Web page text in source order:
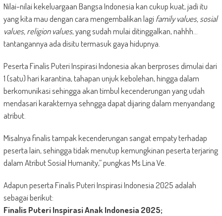
Nilai-nilai kekeluargaan Bangsa Indonesia kan cukup kuat, jadi itu
yang kita mau dengan cara mengembalikan lagifamily values, sosial
values, religion values, yang sudah mulai ditinggalkan, nahhh…
tantangannya ada disitu termasuk gaya hidupnya.
Peserta Finalis Puteri Inspirasi Indonesia akan berproses dimulai dari
1 (satu) hari karantina, tahapan unjuk kebolehan, hingga dalam
berkomunikasi sehingga akan timbul kecenderungan yang udah
mendasari karakternya sehngga dapat dijaring dalam menyandang
atribut.
Misalnya finalis tampak kecenderungan sangat empaty terhadap
peserta lain, sehingga tidak menutup kemungkinan peserta terjaring
dalam Atribut Sosial Humanity,” pungkas Ms Lina Ve.
Adapun peserta Finalis Puteri Inspirasi Indonesia 2025 adalah
sebagai berikut:
Finalis Puteri Inspirasi Anak Indonesia 2025;